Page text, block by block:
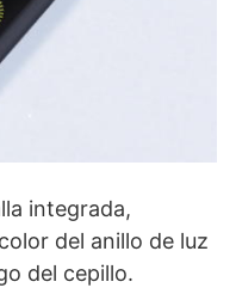
integrada,
del anillo de luz
del cepillo.